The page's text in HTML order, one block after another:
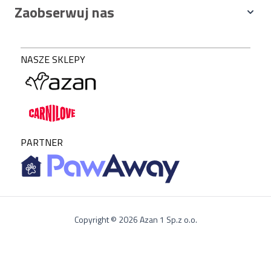
Zaobserwuj nas
NASZE SKLEPY
PARTNER
Copyright © 2026 Azan 1 Sp.z o.o.